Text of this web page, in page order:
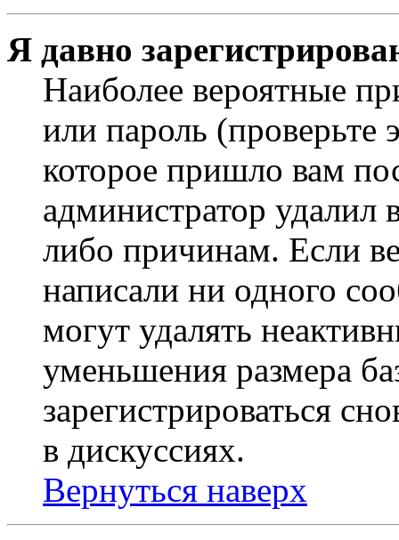
Я давно
Наиболее вероятные
или пароль (проверьте
которое пришло вам
администратор
либо причинам. Если
написали ни одного
могут удалять
уменьшения размера
зарегистрироваться
в дискуссиях.
Вернуться наверх